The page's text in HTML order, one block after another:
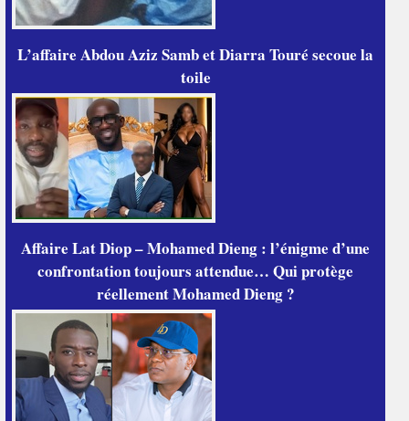
L’affaire Abdou Aziz Samb et Diarra Touré secoue la
toile
Affaire Lat Diop – Mohamed Dieng : l’énigme d’une
confrontation toujours attendue… Qui protège
réellement Mohamed Dieng ?